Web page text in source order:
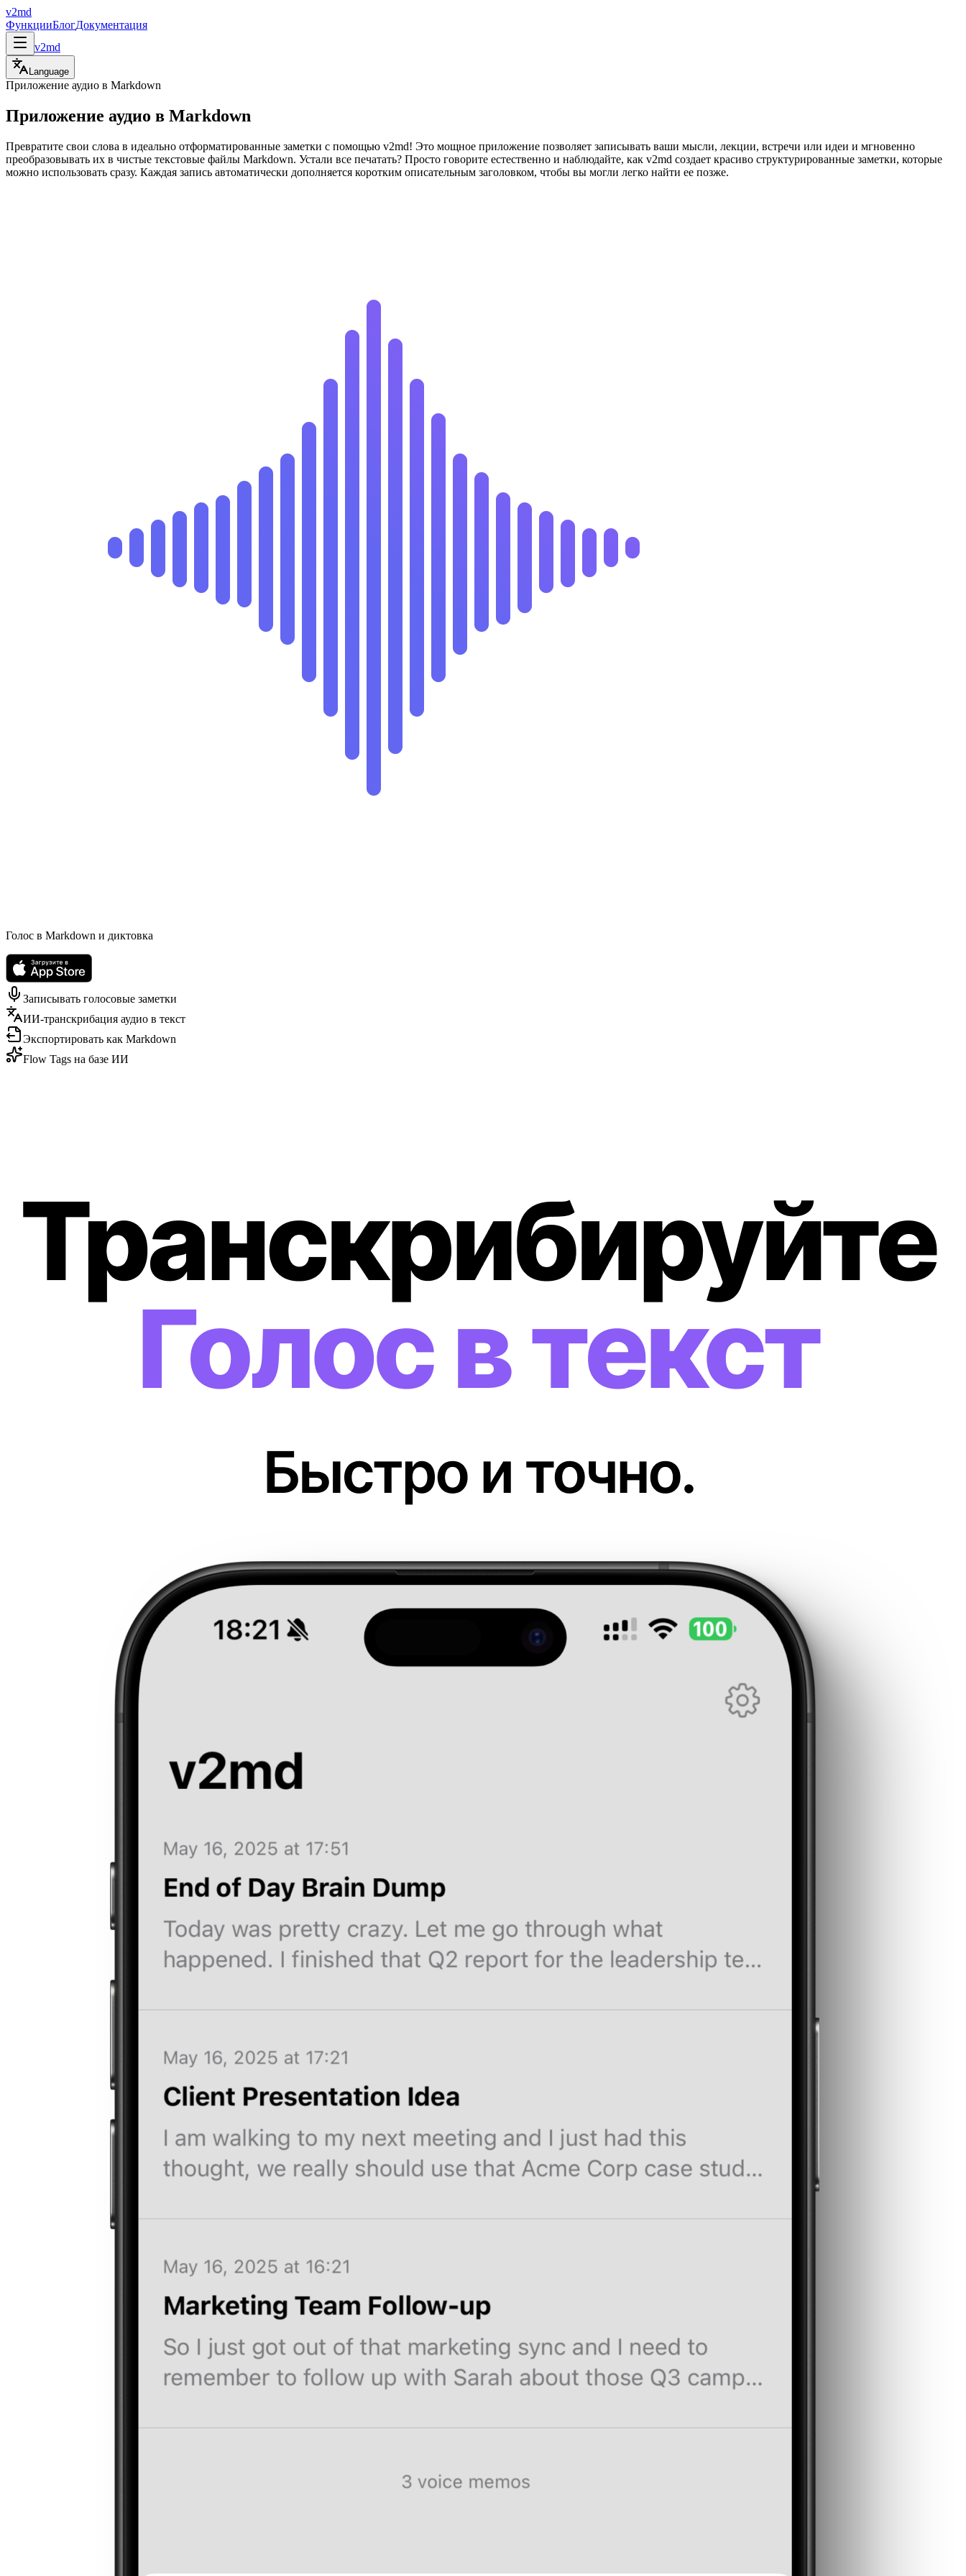
v2md
ФункцииБлогДокументация
v2md
Language
Приложение аудио в Markdown
Приложение аудио в Markdown
Превратите свои слова в идеально отформатированные заметки с помощью v2md! Это мощное приложение позволяет записывать ваши мысли, лекции, встречи или идеи и мгновенно
преобразовывать их в чистые текстовые файлы Markdown. Устали все печатать? Просто говорите естественно и наблюдайте, как v2md создает красиво структурированные заметки, которые
можно использовать сразу. Каждая запись автоматически дополняется коротким описательным заголовком, чтобы вы могли легко найти ее позже.
Голос в Markdown и диктовка
Записывать голосовые заметки
ИИ-транскрибация аудио в текст
Экспортировать как Markdown
Flow Tags на базе ИИ